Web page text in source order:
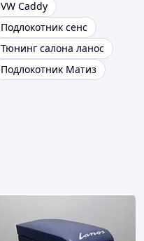
VW Caddy
Подлокотник сенс
Тюнинг салона ланос
Подлокотник Матиз